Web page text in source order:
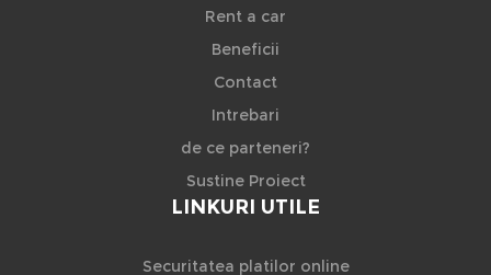
Rent a car
Beneficii
Contact
Intrebari
de ce parteneri?
Sustine Proiect
LINKURI UTILE
Securitatea platilor online